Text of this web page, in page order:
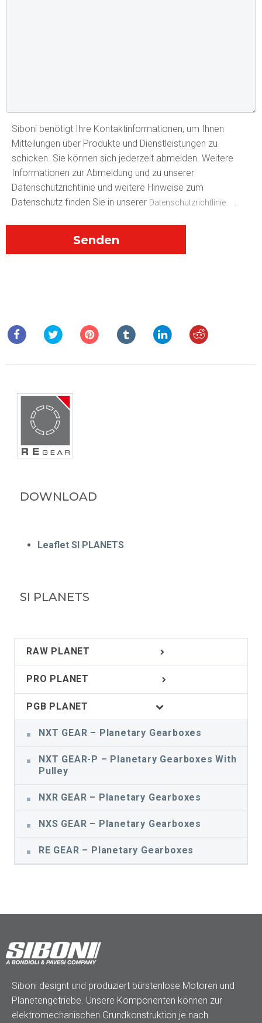
Siboni benötigt Ihre Kontaktinformationen, um Ihnen
Mitteilungen über Produkte und Dienstleistungen zu
schicken. Sie können sich jederzeit abmelden. Weitere
Informationen zur Abmeldung und zu unserer
Datenschutzrichtlinie und weitere Hinweise zum
Datenschutz finden Sie in unserer Datenschutzrichtlinie
DOWNLOAD
Leaflet SI PLANETS
SI PLANETS
RAW PLANET
PRO PLANET
PGB PLANET
NXT GEAR – Planetary Gearboxes
NXT GEAR-P – Planetary Gearboxes With
Pulley
NXR GEAR – Planetary Gearboxes
NXS GEAR – Planetary Gearboxes
RE GEAR – Planetary Gearboxes
Siboni designt und produziert bürstenlose Motoren und
Planetengetriebe. Unsere Komponenten können zur
elektromechanischen Grundkonstruktion je nach